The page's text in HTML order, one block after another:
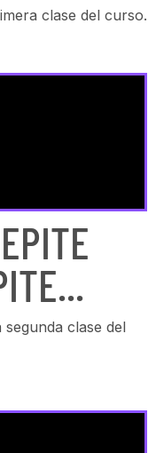
clase del curso.
clase del